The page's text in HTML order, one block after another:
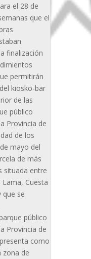
el 28 de
que el
finalización
permitirán
kiosko-bar
de las
público
Provincia de
de los
mayo del
de más
situada entre
Cuesta
que se
público
Provincia de
como
zona de